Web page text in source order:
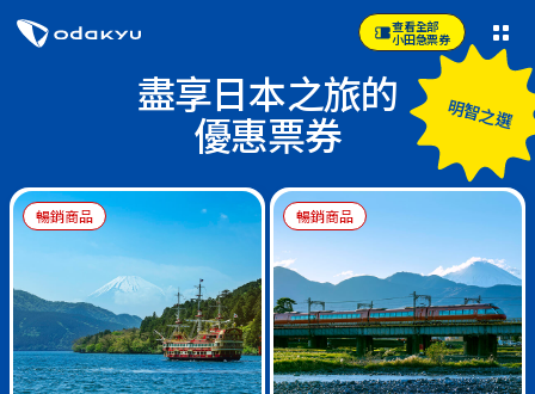
查看全部
小田急票券
盡享日本之旅的
優惠票券 明智之選
暢銷商品 暢銷商品